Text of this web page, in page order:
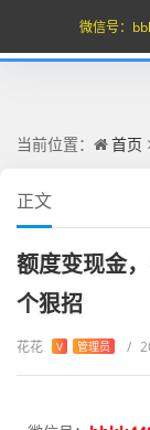
当前位置： 首页
正文
额度变现金
个狠招
花花 V 管理员 /
微信号：